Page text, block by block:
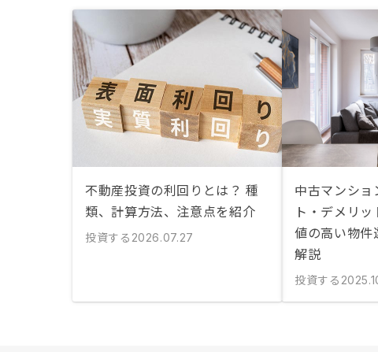
不動産投資の利回りとは？ 種
類、計算方法、注意点を紹介
投資する 2026.07.27
中古マンショ
ト・デメリ
値の高い物件
解説
投資する